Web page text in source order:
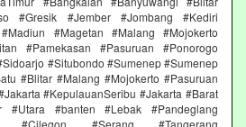
#Gresik #Jember #Jombang #Kediri
#Magetan #Malang #Mojokerto
#Pamekasan #Pasuruan #Ponorogo
#Situbondo #Sumenep #Sumenep
#Blitar #Malang #Mojokerto #Pasuruan
#KepulauanSeribu #Jakarta #Barat
#Utara #banten #Lebak #Pandeglang
#Cilegon #Serang #Tangerang